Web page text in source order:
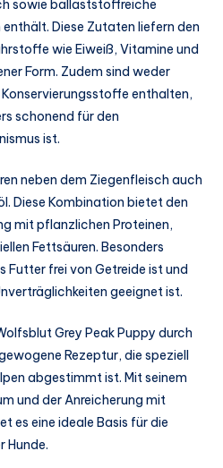
sowie ballaststoffreiche
Diese Zutaten liefern den
wie Eiweiß, Vitamine und
Form. Zudem sind weder
enthalten,
schonend für den
ist.
neben dem Ziegenfleisch auch
Diese Kombination bietet den
mit pflanzlichen Proteinen,
Fettsäuren. Besonders
Futter frei von Getreide ist und
geeignet ist.
Grey Peak Puppy durch
Rezeptur, die speziell
abgestimmt ist. Mit seinem
und der Anreicherung mit
es eine ideale Basis für die
Hunde.